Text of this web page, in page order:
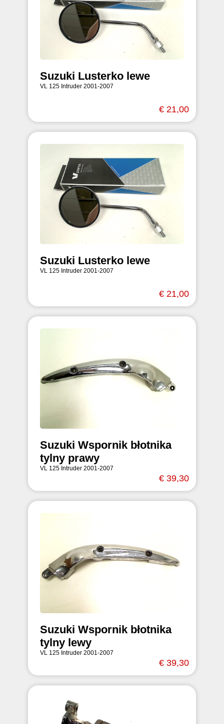
Suzuki Lusterko lewe
VL 125 Intruder 2001-2007
€ 21,00
Suzuki Lusterko lewe
VL 125 Intruder 2001-2007
€ 21,00
Suzuki Wspornik błotnika
tylny prawy
VL 125 Intruder 2001-2007
€ 39,30
Suzuki Wspornik błotnika
tylny lewy
VL 125 Intruder 2001-2007
€ 39,30